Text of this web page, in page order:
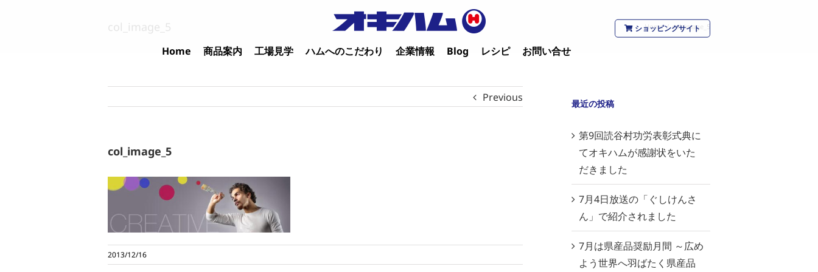
ショッピングサイト
Home 商品案内 工場見学 ハムへのこだわり 企業情報 Blog レシピ お問い合せ
col_image_5 Home / col_image_5
Previous
col_image_5
2013/12/16
最近の投稿
第9回読谷村功労表彰式典に
てオキハムが感謝状をいた
だきました
7月4日放送の「ぐしけんさ
ん」で紹介されました
7月は県産品奨励月間 ～広め
よう世界へ羽ばたく県産品